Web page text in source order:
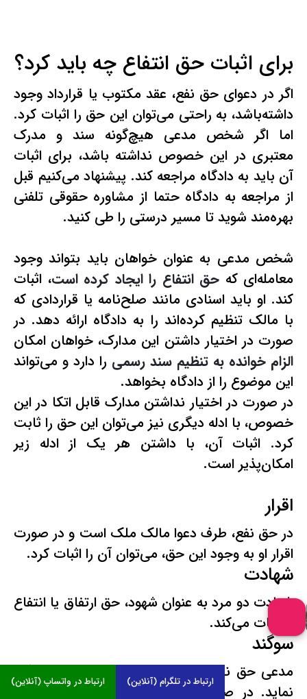
برای اثبات حق انتفاع چه باید کرد؟
اگر در دعوای حق نفع، عقد مکتوب یا قرارداد وجود
داشته‌باشد، به راحتی می‌توان این حق را اثبات کرد.
اما اگر شخص مدعی هیچ‌گونه سند و مدرک
معتبری در این خصوص نداشته باشد، برای اثبات
آن باید به دادگاه مراجعه کند. پیشنهاد می‌کنیم قبل
از مراجعه به دادگاه حتما از مشاوره حقوقی تلفنی
بهره‌مند شوید تا مسیر درستی را طی کنید.
شخص مدعی به عنوان خواهان باید بتواند وجود
معامله‌ای که حق انتفاع را ایجاد کرده است، اثبات
کند. او باید اسنادی مانند صلح‌نامه یا قراردادی که
با مالک تنظیم کرده‌اند را به دادگاه ارائه دهد. در
صورت در اختیار داشتن این مدارک، خواهان امکان
الزام خوانده به تنظیم سند رسمی را دارد و می‌تواند
این موضوع را از دادگاه بخواهد.
در صورت در اختیار نداشتن مدارک قابل اتکا در این
خصوص، با ادله دیگری نیز می‌توان این حق را ثابت
کرد. اثبات آن، با داشتن هر یک از ادله زیر
امکان‌پذیر است.
اقرار
در حق نفع، طرف دعوا مالک ملک است و در صورت
اقرار او به وجود این حق، می‌توان آن را اثبات کرد.
شهادت
شهادت دو مرد به عنوان شهود، حق ارتفاق یا انتفاع
را اثبات می‌کند.
سوگند
مدعی حق نفع می‌تواند از مالک درخواست سوگند
نماید. در صورتی که او سوگند را رد کند، مدعی
ارتباط در واتساپ (آنلاین) ارتباط در تلگرام (آنلاین)